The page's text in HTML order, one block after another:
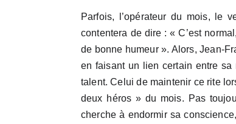
Parfois, l’opérateur du mois, le
contentera de dire : « C’est
de bonne humeur ». Alors, Jean-
en faisant un lien certain entre sa
talent. Celui de maintenir ce rite
deux héros » du mois. Pas
cherche à endormir sa